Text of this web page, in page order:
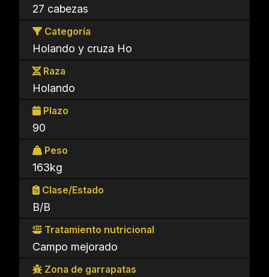
27 cabezas
Categoría
Holando y cruza Ho
Raza
Holando
Plazo
90
Peso
163kg
Clase/Estado
B/B
Tratamiento nutricional
Campo mejorado
Zona de garrapatas